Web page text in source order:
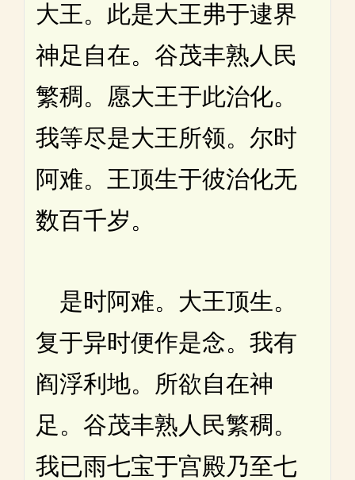
大王。此是大王弗于逮界
神足自在。谷茂丰熟人民
繁稠。愿大王于此治化。
我等尽是大王所领。尔时
阿难。王顶生于彼治化无
数百千岁。
是时阿难。大王顶生。
复于异时便作是念。我有
阎浮利地。所欲自在神
足。谷茂丰熟人民繁稠。
我已雨七宝于宫殿乃至七